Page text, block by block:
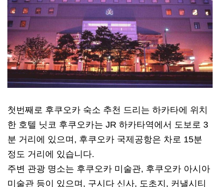
첫번째로 후쿠오카 숙소 추천 드리는 하카타에 위치
한 호텔 닛코 후쿠오카는 JR 하카타역에서 도보로 3
분 거리에 있으며, 후쿠오카 국제공항은 차로 15분
정도 거리에 있습니다.
주변 관광 명소는 후쿠오카 미술관, 후쿠오카 아시아
미술관 등이 있으며, 구시다 신사, 도초지, 커낼시티